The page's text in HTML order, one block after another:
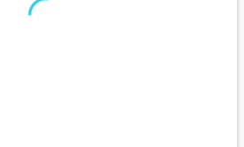
évasion à une heure d'Helsinki.